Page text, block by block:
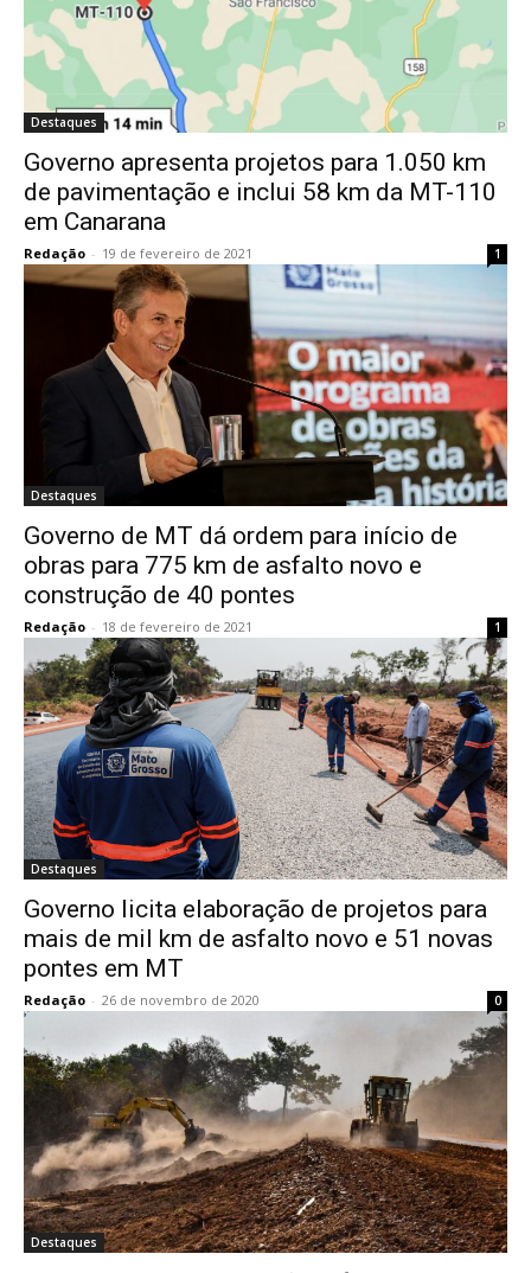
Destaques
Governo apresenta projetos para 1.050 km
de pavimentação e inclui 58 km da MT-110
em Canarana
Redação - 19 de fevereiro de 2021 1
Destaques
Governo de MT dá ordem para início de
obras para 775 km de asfalto novo e
construção de 40 pontes
Redação - 18 de fevereiro de 2021 1
Destaques
Governo licita elaboração de projetos para
mais de mil km de asfalto novo e 51 novas
pontes em MT
Redação - 26 de novembro de 2020 0
Destaques